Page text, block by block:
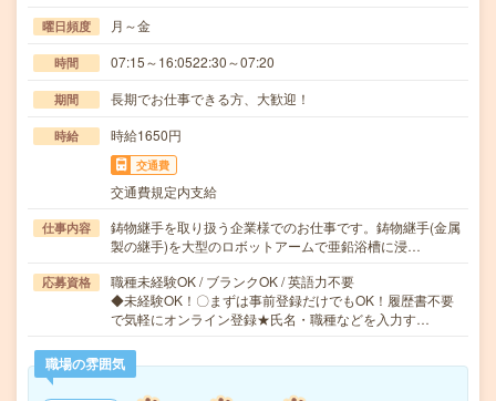
曜日頻度 月～金
時間 07:15～16:0522:30～07:20
期間 長期でお仕事できる方、大歓迎！
時給 時給1650円
交通費
交通費規定内支給
仕事内容
鋳物継手を取り扱う企業様でのお仕事です。鋳物継手(金属
製の継手)を大型のロボットアームで亜鉛浴槽に浸…
応募資格
職種未経験OK / ブランクOK / 英語力不要
◆未経験OK！〇まずは事前登録だけでもOK！履歴書不要
で気軽にオンライン登録★氏名・職種などを入力す…
職場の雰囲気